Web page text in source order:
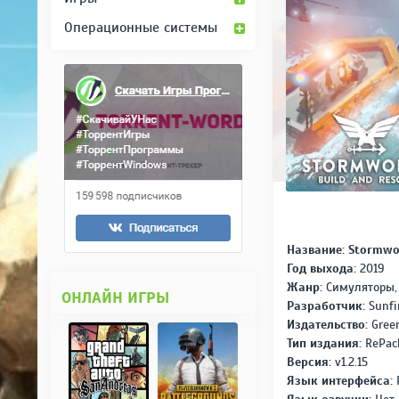
Название:
Год выхода:2019
Жанр:
Разработчик:
Издательство:
Тип издания:
Версия: v1.2.15
Язык интерфейса:
Операционные системы
ОНЛАЙН ИГРЫ